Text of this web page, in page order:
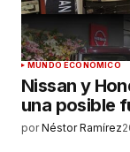
MUNDO ECONÓMICO
Nissan y
una posible
por Néstor Ramírez